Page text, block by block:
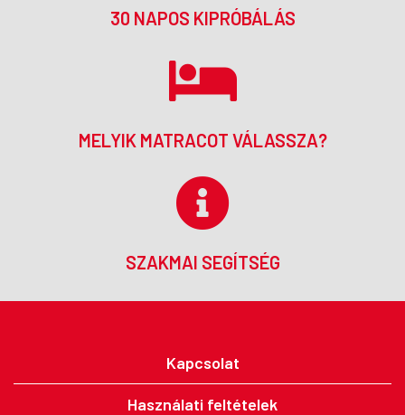
30 NAPOS KIPRÓBÁLÁS
MELYIK MATRACOT VÁLASSZA?
SZAKMAI SEGÍTSÉG
Kapcsolat
Használati feltételek